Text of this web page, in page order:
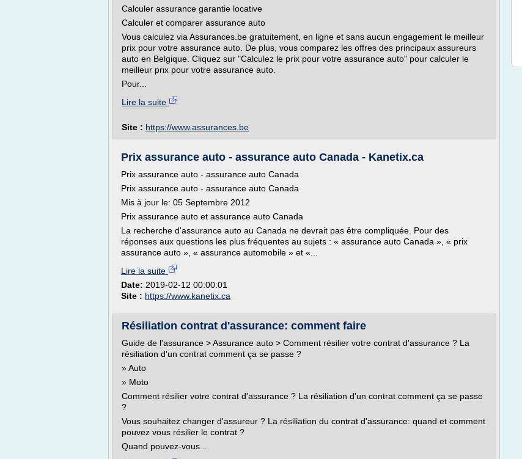
Calculer assurance garantie locative
Calculer et comparer assurance auto
Vous calculez via Assurances.be gratuitement, en ligne et sans aucun engagement le meilleur
prix pour votre assurance auto. De plus, vous comparez les offres des principaux assureurs
auto en Belgique. Cliquez sur "Calculez le prix pour votre assurance auto" pour calculer le
meilleur prix pour votre assurance auto.
Pour...
Lire la suite
Site : https://www.assurances.be
Prix assurance auto - assurance auto Canada - Kanetix.ca
Prix assurance auto - assurance auto Canada
Prix assurance auto - assurance auto Canada
Mis à jour le: 05 Septembre 2012
Prix assurance auto et assurance auto Canada
La recherche d'assurance auto au Canada ne devrait pas être compliquée. Pour des
réponses aux questions les plus fréquentes au sujets : « assurance auto Canada », « prix
assurance auto », « assurance automobile » et «...
Lire la suite
Date: 2019-02-12 00:00:01
Site : https://www.kanetix.ca
Résiliation contrat d'assurance: comment faire
Guide de l'assurance > Assurance auto > Comment résilier votre contrat d'assurance ? La
résiliation d'un contrat comment ça se passe ?
» Auto
» Moto
Comment résilier votre contrat d'assurance ? La résiliation d'un contrat comment ça se passe
?
Vous souhaitez changer d'assureur ? La résiliation du contrat d'assurance: quand et comment
pouvez vous résilier le contrat ?
Quand pouvez-vous...